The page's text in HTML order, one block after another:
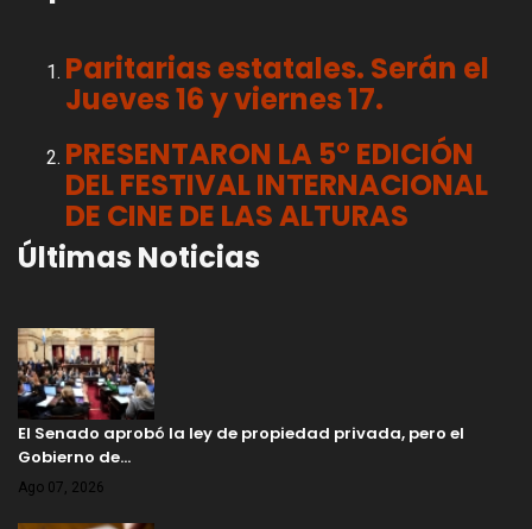
Paritarias estatales. Serán el
Jueves 16 y viernes 17.
PRESENTARON LA 5° EDICIÓN
DEL FESTIVAL INTERNACIONAL
DE CINE DE LAS ALTURAS
Últimas Noticias
El Senado aprobó la ley de propiedad privada, pero el
Gobierno de…
Ago 07, 2026